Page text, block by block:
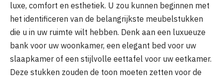
luxe, comfort en esthetiek. U zou kunnen beginnen met
het identificeren van de belangrijkste meubelstukken
die u in uw ruimte wilt hebben. Denk aan een luxueuze
bank voor uw woonkamer, een elegant bed voor uw
slaapkamer of een stijlvolle eettafel voor uw eetkamer.
Deze stukken zouden de toon moeten zetten voor de